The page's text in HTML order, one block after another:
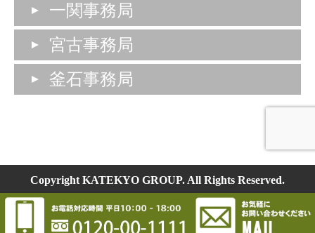
一関事務局
宮古事務局
釜石事務局
Copyright KATEKYO GROUP. All Rights Reserved.